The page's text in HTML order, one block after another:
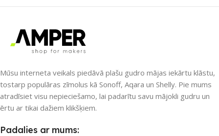
PIEEJAMS UZREIZ
Nē
UZREIZ PIEEJAMAIS
SKAITS
Nē
UZREIZ PIEEJAMAIS
Mūsu interneta veikals piedāvā plašu gudro mājas iekārtu klāstu,
tostarp populāras zīmolus kā Sonoff, Aqara un Shelly. Pie mums
atradīsiet visu nepieciešamo, lai padarītu savu mājokli gudru un
ērtu ar tikai dažiem klikšķiem.
Padalies ar mums: